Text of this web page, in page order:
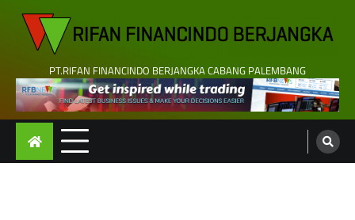
content
PT.RIFAN FINANCINDO BERJANGKA CABANG PALEMBANG